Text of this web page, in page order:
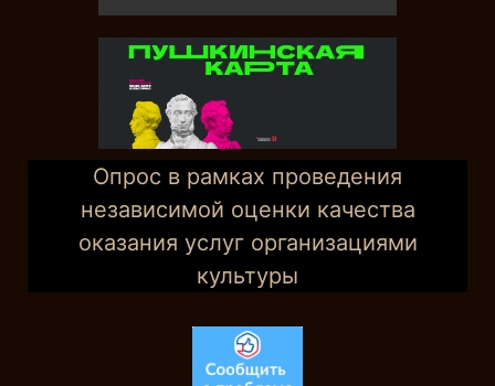
Опрос в рамках проведения
независимой оценки качества
оказания услуг организациями
культуры